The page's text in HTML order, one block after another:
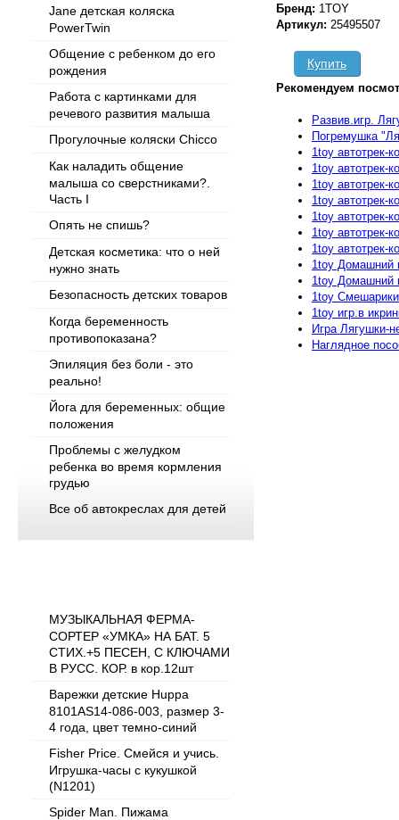
Jane детская коляска
PowerTwin
Общение с ребенком до его
рождения
Работа с картинками для
речевого развития малыша
Прогулочные коляски Chicco
Как наладить общение
малыша со сверстниками?.
Часть I
Опять не спишь?
Детская косметика: что о ней
нужно знать
Безопасность детских товаров
Когда беременность
противопоказана?
Эпиляция без боли - это
реально!
Йога для беременных: общие
положения
Проблемы с желудком
ребенка во время кормления
грудью
Все об автокреслах для детей
МУЗЫКАЛЬНАЯ ФЕРМА-
СОРТЕР «УМКА» НА БАТ. 5
СТИХ.+5 ПЕСЕН, С КЛЮЧАМИ
В РУСС. КОР. в кор.12шт
Варежки детские Huppa
8101AS14-086-003, размер 3-
4 года, цвет темно-синий
Fisher Price. Смейся и учись.
Игрушка-часы с кукушкой
(N1201)
Spider Man. Пижама
Бренд: 1TOY
Артикул: 25495507
Купить
Рекомендуем
Развив.игр.
Погремушка
1toy автотрек-
1toy автотрек-
1toy автотрек-
1toy автотрек-
1toy автотрек-
1toy автотрек-
1toy автотрек-
1toy Домашний
1toy Домашний
1toy
1toy игр.в
Игра Лягушки-
Наглядное